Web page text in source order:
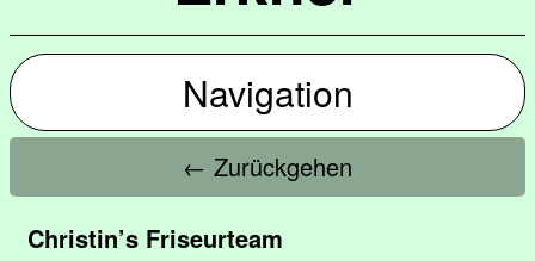
Navigation
← Zurückgehen
Christin’s Friseurteam